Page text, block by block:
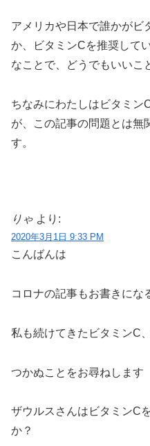
アメリカや日本で誰かがビ
か、ビタミンCを推奨して
なことで、どうでもいいこ
ちなみにわたしはビタミン
が、この記事の問題とは無
す。
りゃ より:
2020年3月1日 9:33 PM
こんばんは
コロナの記事もお書きにな
私も続けてきたビタミンC
つかぬことをお尋ねします
ザウルスさんはビタミンC
か？